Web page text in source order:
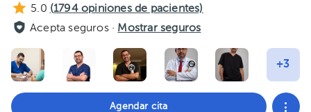
5.0 (1794opiniones de pacientes)
Acepta seguros · Mostrar seguros
Agendar cita